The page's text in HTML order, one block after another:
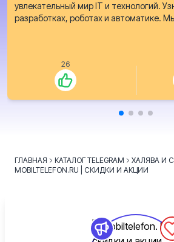
увлекательный мир IT и технологий.
разработках, роботах и автоматике.
26
ГЛАВНАЯ КАТАЛОГ TELEGRAM
ХАЛЯВА И
MOBILTELEFON.RU | СКИДКИ И АКЦИИ